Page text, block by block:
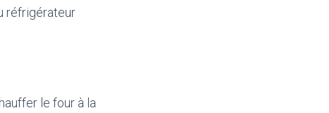
réfrigérateur
le four à la